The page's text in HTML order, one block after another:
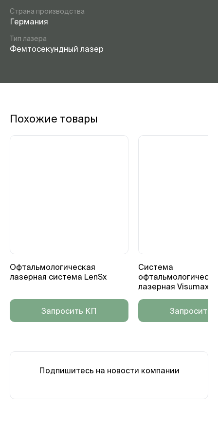
Страна производства
Германия
Тип лазера
Фемтосекундный лазер
Похожие товары
Офтальмологическая
лазерная cиcтема LenSx
Запросить КП
Система
лазерная Visumax
Запросить
Подпишитесь на новости компании